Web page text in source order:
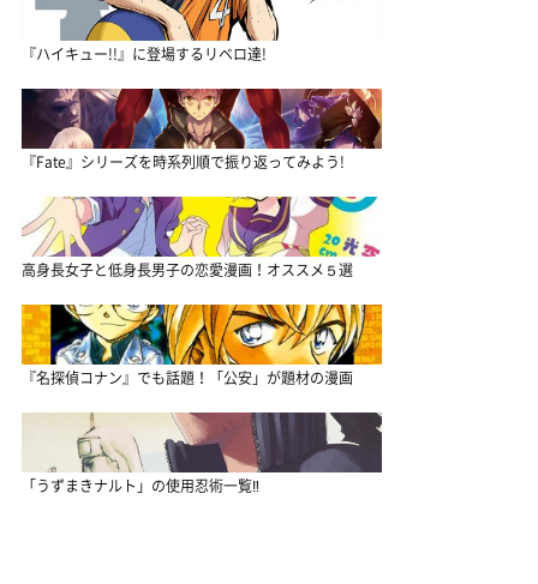
『ハイキュー!!』に登場するリベロ達!
『Fate』シリーズを時系列順で振り返ってみよう!
高身長女子と低身長男子の恋愛漫画！オススメ５選
『名探偵コナン』でも話題！「公安」が題材の漫画
「うずまきナルト」の使用忍術一覧‼